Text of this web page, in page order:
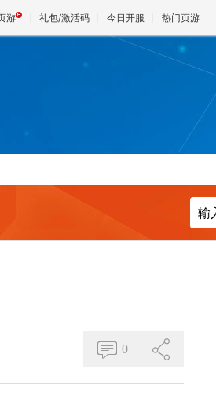
游 礼包/激活码 今日开服 热门页游
天堂
王权与自由
0